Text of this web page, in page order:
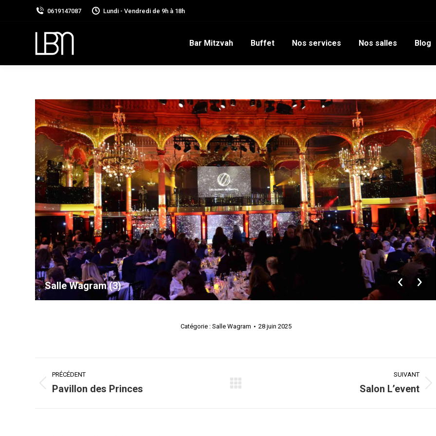
0619147087 Lundi - Vendredi de 9h à 18h
Bar Mitzvah Buffet Nos services Nos salles Blog
Salle Wagram (3)
Catégorie : Salle Wagram 28 juin 2025
Navigation
album
PRÉCÉDENT
Album
Pavillon des Princes
SUIVANT
Salon L’event